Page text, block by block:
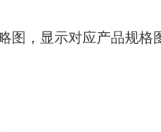
图，显示对应产品规格